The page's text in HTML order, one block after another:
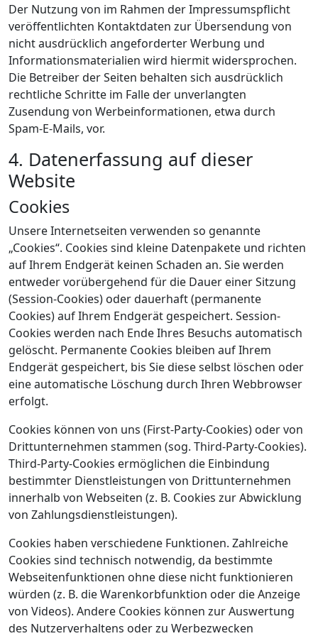
Der Nutzung von im Rahmen der Impressumspflicht
veröffentlichten Kontaktdaten zur Übersendung von
nicht ausdrücklich angeforderter Werbung und
Informationsmaterialien wird hiermit widersprochen.
Die Betreiber der Seiten behalten sich ausdrücklich
rechtliche Schritte im Falle der unverlangten
Zusendung von Werbeinformationen, etwa durch
Spam-E-Mails, vor.
4. Datenerfassung auf dieser
Website
Cookies
Unsere Internetseiten verwenden so genannte
„Cookies“. Cookies sind kleine Datenpakete und richten
auf Ihrem Endgerät keinen Schaden an. Sie werden
entweder vorübergehend für die Dauer einer Sitzung
(Session-Cookies) oder dauerhaft (permanente
Cookies) auf Ihrem Endgerät gespeichert. Session-
Cookies werden nach Ende Ihres Besuchs automatisch
gelöscht. Permanente Cookies bleiben auf Ihrem
Endgerät gespeichert, bis Sie diese selbst löschen oder
eine automatische Löschung durch Ihren Webbrowser
erfolgt.
Cookies können von uns (First-Party-Cookies) oder von
Drittunternehmen stammen (sog. Third-Party-Cookies).
Third-Party-Cookies ermöglichen die Einbindung
bestimmter Dienstleistungen von Drittunternehmen
innerhalb von Webseiten (z. B. Cookies zur Abwicklung
von Zahlungsdienstleistungen).
Cookies haben verschiedene Funktionen. Zahlreiche
Cookies sind technisch notwendig, da bestimmte
Webseitenfunktionen ohne diese nicht funktionieren
würden (z. B. die Warenkorbfunktion oder die Anzeige
von Videos). Andere Cookies können zur Auswertung
des Nutzerverhaltens oder zu Werbezwecken